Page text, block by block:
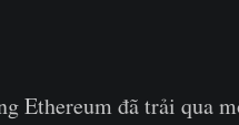
Ethereum đã trải qua